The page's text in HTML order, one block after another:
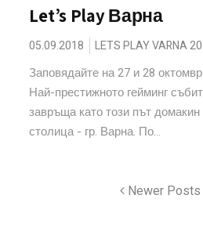
Let’s Play Варна
05.09.2018 LETS PLAY VARNA
Заповядайте на 27 и 28
Най-престижното гейминг
завръща като този път
столица - гр. Варна. По...
Newer Posts